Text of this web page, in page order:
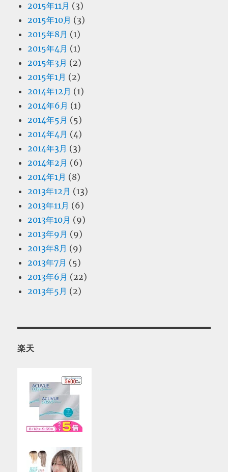
2015年11月 (3)
2015年10月 (3)
2015年8月 (1)
2015年4月 (1)
2015年3月 (2)
2015年1月 (2)
2014年12月 (1)
2014年6月 (1)
2014年5月 (5)
2014年4月 (4)
2014年3月 (3)
2014年2月 (6)
2014年1月 (8)
2013年12月 (13)
2013年11月 (6)
2013年10月 (9)
2013年9月 (9)
2013年8月 (9)
2013年7月 (5)
2013年6月 (22)
2013年5月 (2)
楽天